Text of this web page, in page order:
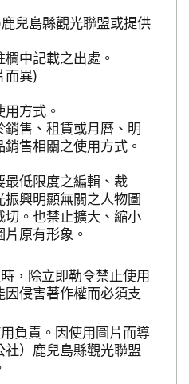
兒島縣觀光聯盟或提供
中記載之出處。
而異)
方式。
售、租賃或月曆、明
售相關之使用方式。
低限度之編輯、裁
興明顯無關之人物圖
切。也禁止擴大、縮小
原有形象。
，除立即勒令禁止使用
侵害著作權而必須支
負責。因使用圖片而導
）鹿兒島縣觀光聯盟